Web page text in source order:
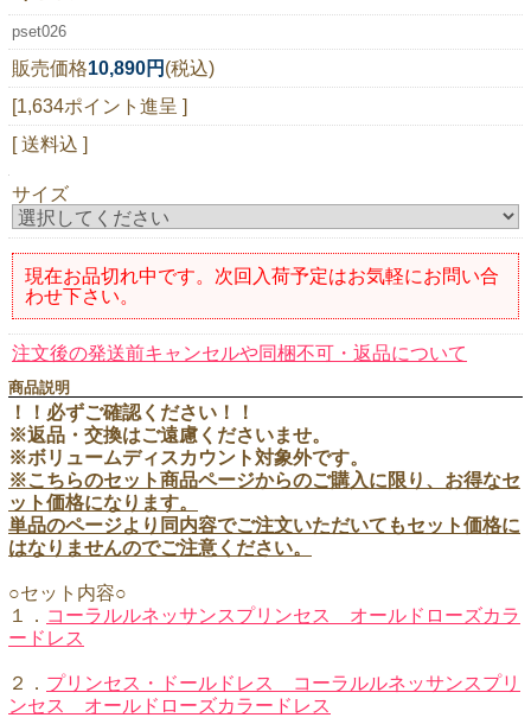
pset026
販売価格10,890円 (税込)
[1,634ポイント進呈 ]
[ 送料込 ]
サイズ
現在お品切れ中です。次回入荷予定はお気軽にお問い合
わせ下さい。
注文後の発送前キャンセルや同梱不可・返品について
商品説明
！！必ずご確認ください！！
※返品・交換はご遠慮くださいませ。
※ボリュームディスカウント対象外です。
※こちらのセット商品ページからのご購入に限り、お得なセ
ット価格になります。
単品のページより同内容でご注文いただいてもセット価格に
はなりませんのでご注意ください。
○セット内容○
１． コーラルルネッサンスプリンセス オールドローズカラ
ードレス
２． プリンセス・ドールドレス コーラルルネッサンスプリ
ンセス オールドローズカラードレス